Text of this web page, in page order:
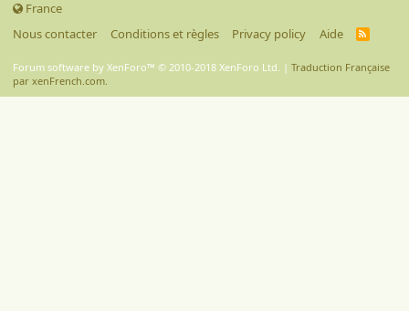
France
Nous contacter
Conditions et règles Privacy policy Aide
R
Forum software by XenForo™ © 2010-2018 XenForo Ltd. | Traduction Française
par xenFrench.com.